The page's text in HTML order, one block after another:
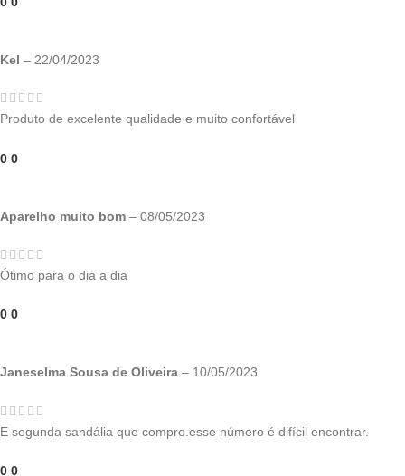
Kel – 22/04/2023
Produto de excelente qualidade e muito confortável
0 0
Aparelho muito bom – 08/05/2023
Ótimo para o dia a dia
0 0
Janeselma Sousa de Oliveira – 10/05/2023
E segunda sandália que compro.esse número é difícil encontrar.
0 0